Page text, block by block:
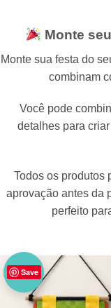
Monte
Monte sua festa do
combinam
Você pode
detalhes para
Todos os produtos
aprovação antes da
perfeito
Save
NO
VO